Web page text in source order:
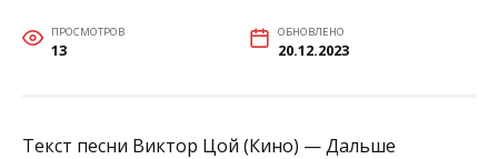
ПРОСМОТРОВ
13
ОБНОВЛЕНО
20.12.2023
Текст песни Виктор Цой (Кино) — Дальше